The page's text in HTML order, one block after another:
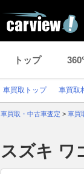
トップ
車買取トップ 車買取
車買取・中古車査定 > 車買
スズキ ワ